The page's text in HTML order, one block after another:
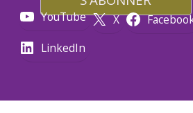
YouTube X
LinkedIn